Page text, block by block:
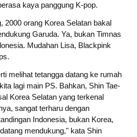
kaya panggung K-pop.
2000 orang Korea Selatan bakal
Garuda. Ya, bukan Timnas
Mudahan Lisa, Blackpink
melihat tetangga datang ke rumah
lagi main PS. Bahkan, Shin Tae-
Korea Selatan yang terkenal
sangat terharu dengan
Indonesia, bukan Korea,
mendukung," kata Shin